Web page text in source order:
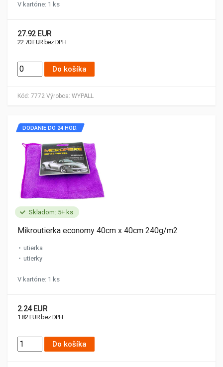
Kód: 7772 Výrobca: WYPALL
V kartóne: 1 ks
27.92 EUR
22.70 EUR bez DPH
Do košíka
Skladom: 5+ ks
DODANIE DO 24 HOD.
Mikroutierka economy 40cm x 40cm 240g/m2
utierka
utierky
V kartóne: 1 ks
2.24 EUR
1.82 EUR bez DPH
Do košíka